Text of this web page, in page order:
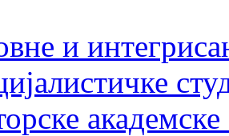
и
академске